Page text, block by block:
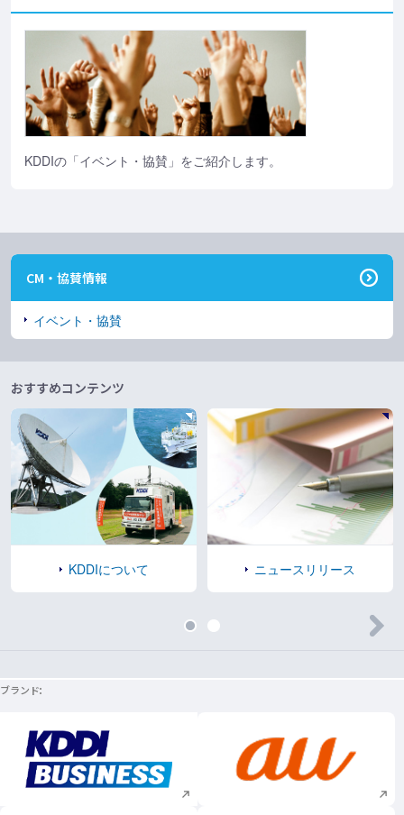
KDDIの「イベント・協賛」をご紹介します。
CM・協賛情報
イベント・協賛
おすすめコンテンツ
KDDIについて ニュースリリース
ブランド
新規ウィンドウで開く 新規ウィンドウで